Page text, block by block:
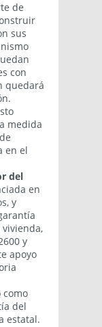
de
sus
con
quedará
medida
en el
del
en
y
y
apoyo
como
del
estatal.